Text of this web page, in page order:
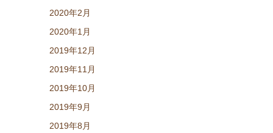
2020年2月
2020年1月
2019年12月
2019年11月
2019年10月
2019年9月
2019年8月